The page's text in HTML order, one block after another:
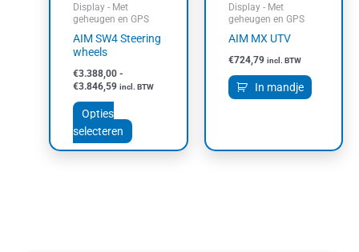
Display - Met
geheugen en GPS
AIM SW4 Steering
wheels
€3.388,00 -
€3.846,59 incl. BTW
Opties
selecteren
gekozen
worden
productpagina
Display - Met
geheugen en GPS
AIM MX UTV
€724,79 incl. BTW
In mandje